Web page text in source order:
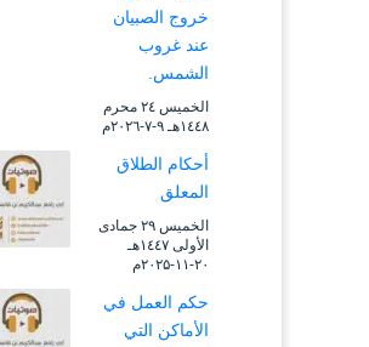
خروج الصبيان
عند غروب
الشمس.
الخميس ۲٤ محرم
۱٤٤۸هـ ۹-۷-۲۰۲٦م
أحكام الطلاق
المعلق
الخميس ۲۹ جمادى
الأولى ۱٤٤۷هـ
۲۰-۱۱-۲۰۲۵م
حكم العمل في
الأماكن التي